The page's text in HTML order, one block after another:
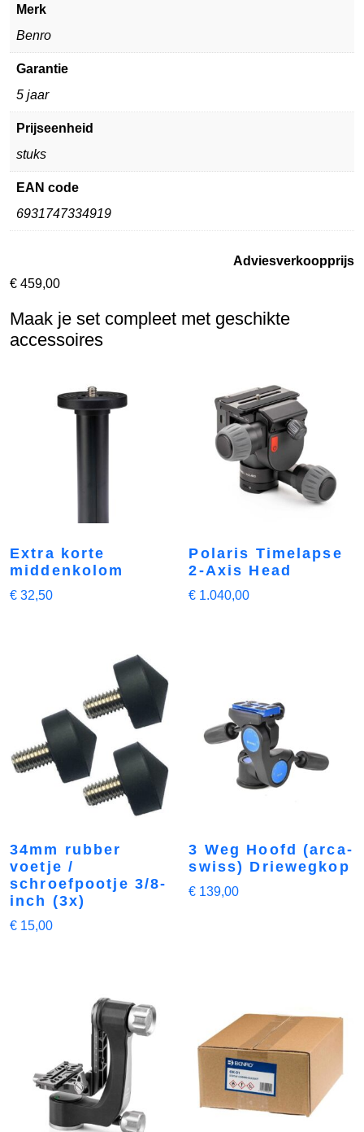
Merk
Benro
Garantie
5 jaar
Prijseenheid
stuks
EAN code
6931747334919
Adviesverkoopprijs
€ 459,00
Maak je set compleet met geschikte
accessoires
Extra korte
middenkolom
€ 32,50
Polaris Timelapse
2-Axis Head
€ 1.040,00
34mm rubber
voetje /
schroefpootje 3/8-
inch (3x)
€ 15,00
3 Weg Hoofd (arca-
swiss) Driewegkop
€ 139,00